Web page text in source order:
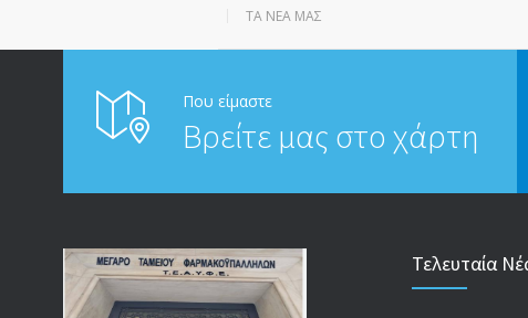
ΤΑ ΝΈΑ ΜΑΣ
Που είμαστε
Βρείτε μας στο χάρτη
Τελευταία